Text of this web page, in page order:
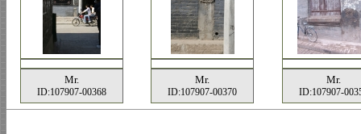
Mr.
ID:107907-00368
Mr.
ID:107907-00370
Mr.
ID:107907-